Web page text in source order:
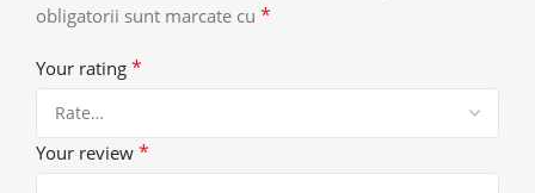
obligatorii sunt marcate cu *
Your rating *
Your review *